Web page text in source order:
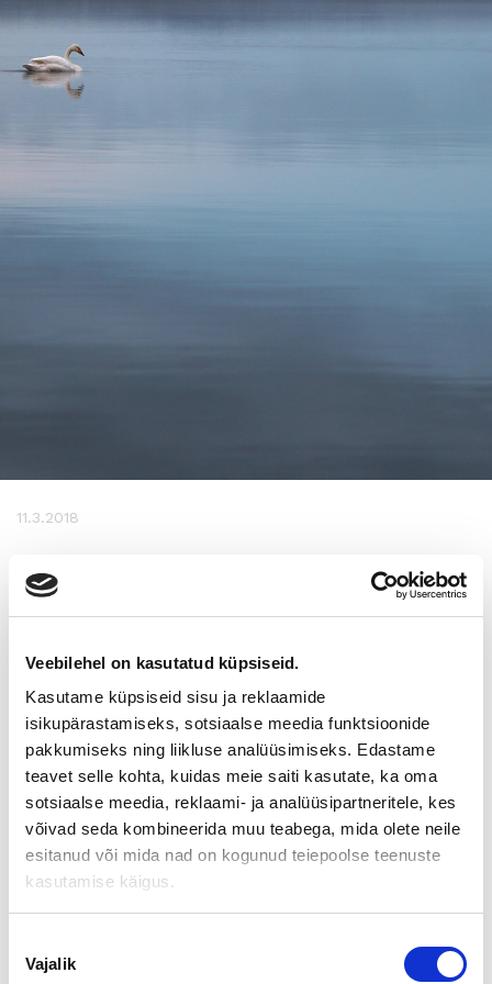
Veebilehel on kasutatud küpsiseid.
Kasutame küpsiseid sisu ja reklaamide
isikupärastamiseks, sotsiaalse meedia funktsioonide
pakkumiseks ning liikluse analüüsimiseks. Edastame
teavet selle kohta, kuidas meie saiti kasutate, ka oma
sotsiaalse meedia, reklaami- ja analüüsipartneritele, kes
võivad seda kombineerida muu teabega, mida olete neile
esitanud või mida nad on kogunud teiepoolse teenuste
kasutamise käigus.
valik
Vajalik
11.3.2018
MITEN VALMISTAUDUN
YRITYSKAUPPAAN -TILAISUUS
23.3.2018 TURUSSA
Oletko miettinyt yrityksestä luopumista? Oletko aloittanut jo
omistajanvaihdokseen valmistautumisen? Tuntuuko siltä, että
asia herättää enemmän kysymyksiä kuin vastauksia?
Yrityksestä luopuminen on yksi yrittäjän elämän suurimpia
muutoksia. Erityisesti silloin, kun on kyse oman elämäntyön
hinnoittelusta ja myymisestä, koskettaa aihe yrittäjän ohella
vahvasti myös lähipiiriä. Kysymykset, kuten mikä on oikea aika
luopua, mikä yritykseni arvo on, kuka toimintaa jatkaa ja mitä
teen luopumisen jälkeen, nousevat pintaan. Millä tavalla
onnistuisivat järkevästi? Tässä tilaisuudessa keskitymme